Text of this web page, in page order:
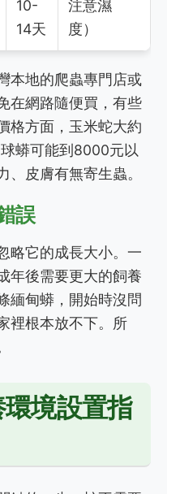
10-
14天
注意濕
度）
本地的爬蟲專門店或
在網路隨便買，有些
格方面，玉米蛇大約
蟒可能到8000元以
、皮膚有無寄生蟲。
誤
略它的成長大小。一
年後需要更大的飼養
緬甸蟒，開始時沒問
裡根本放不下。所
境設置指